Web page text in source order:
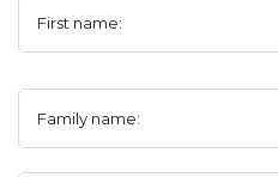
First name:
Family name: